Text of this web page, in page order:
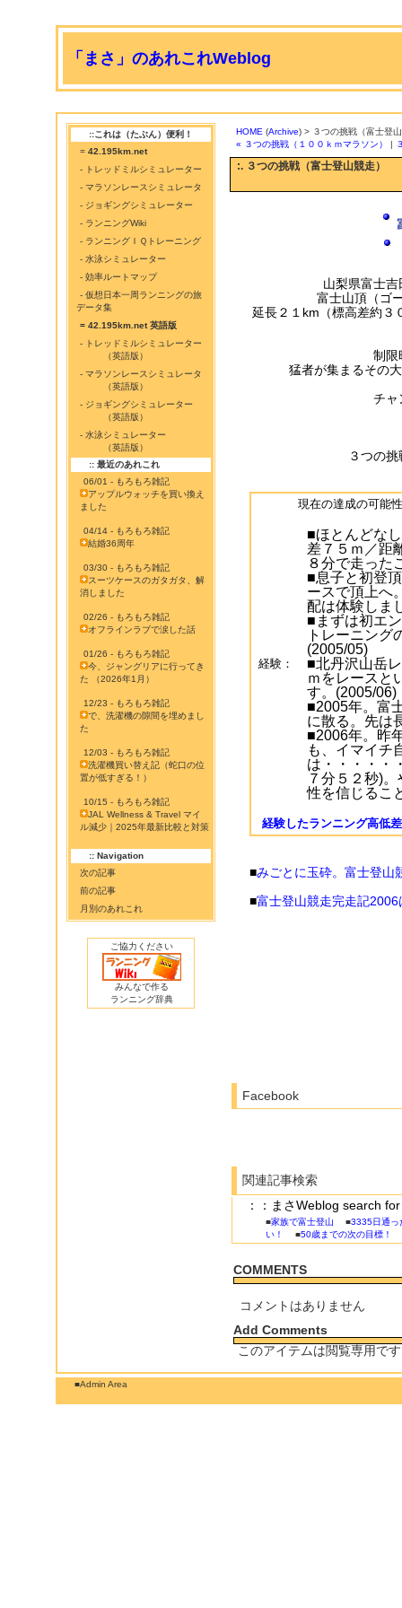
「まさ」のあれこれWeblog
::これは（たぶん）便利！
= 42.195km.net
- トレッドミルシミュレーター
- マラソンレースシミュレータ
- ジョギングシミュレーター
- ランニングWiki
- ランニングＩＱトレーニング
- 水泳シミュレーター
- 効率ルートマップ
- 仮想日本一周ランニングの旅
データ集
= 42.195km.net 英語版
- トレッドミルシミュレーター
（英語版）
- マラソンレースシミュレータ
（英語版）
- ジョギングシミュレーター
（英語版）
- 水泳シミュレーター
（英語版）
:: 最近のあれこれ
06/01 - もろもろ雑記
アップルウォッチを買い換え
ました
04/14 - もろもろ雑記
結婚36周年
03/30 - もろもろ雑記
スーツケースのガタガタ、解
消しました
02/26 - もろもろ雑記
オフラインラブで涙した話
01/26 - もろもろ雑記
今、ジャングリアに行ってき
た （2026年1月）
12/23 - もろもろ雑記
で、洗濯機の隙間を埋めまし
た
12/03 - もろもろ雑記
洗濯機買い替え記（蛇口の位
置が低すぎる！）
10/15 - もろもろ雑記
JAL Wellness & Travel マイ
ル減少｜2025年最新比較と対策
:: Navigation
次の記事
前の記事
月別のあれこれ
ご協力ください
みんなで作る
ランニング辞典
HOME (Archive) > ３つの挑戦（富士登
« ３つの挑戦（１００ｋｍマラソン）
|
:. ３つの挑戦（富士登山競走）
山梨県富士
富士山頂（ゴ
延長２１km（標高差約３
制限
猛者が集まるその
チャ
３つの
現在の達成の可能
経験：
■ほとんどな
差７５ｍ／距
８分で走った
■息子と初登
ースで頂上へ
配は体験しま
■まずは初エ
トレーニング
(2005/05)
■北丹沢山岳
ｍをレースと
す。(2005/06)
■2005年。富
に散る。先は
■2006年。昨
も、イマイチ
は・・・・・
７分５２秒)
性を信じるこ
経験したランニング高低
■みごとに玉砕。富士登山
■富士登山競走完走記2006
Facebook
関連記事検索
：：まさWeblog search
■家族で富士登山 ■3335日通っ
い！
■50歳までの次の目標！
COMMENTS
コメントはありません
Add Comments
このアイテムは閲覧専用で
■Admin Area